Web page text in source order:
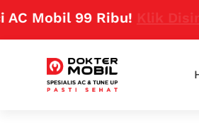
99 Ribu!Klik Disini